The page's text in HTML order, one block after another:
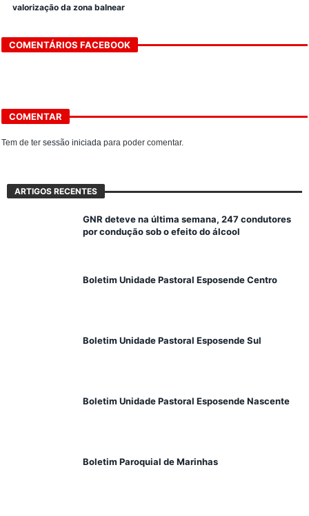
valorização da zona balnear
COMENTÁRIOS FACEBOOK
COMENTAR
Tem de tersessão iniciada para poder comentar.
ARTIGOS RECENTES
GNR deteve na última semana, 247 condutores
por condução sob o efeito do álcool
Boletim Unidade Pastoral Esposende Centro
Boletim Unidade Pastoral Esposende Sul
Boletim Unidade Pastoral Esposende Nascente
Boletim Paroquial de Marinhas